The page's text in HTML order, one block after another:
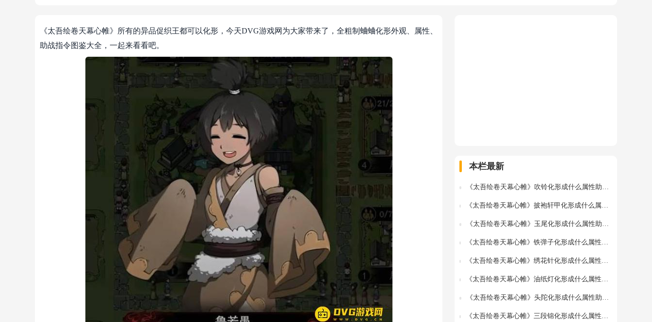
《太吾绘卷天幕心帷》所有的异品促织王都可以化形，今天DVG游戏网为大家带来了，全粗制蛐蛐化形外观、属性、
助战指令图鉴大全，一起来看看吧。
本栏最新
《太吾绘卷天幕心帷》吹铃化形成什么属性助战指令详情-吹铃促织蛐蛐化形图鉴
《太吾绘卷天幕心帷》披袍轩甲化形成什么属性助战指令详情-披袍轩甲促织蛐蛐化形图鉴
《太吾绘卷天幕心帷》玉尾化形成什么属性助战指令详情-玉尾促织蛐蛐化形图鉴
《太吾绘卷天幕心帷》铁弹子化形成什么属性助战指令详情-铁弹子促织蛐蛐化形图鉴
《太吾绘卷天幕心帷》绣花针化形成什么属性助战指令详情-绣花针促织蛐蛐化形图鉴
《太吾绘卷天幕心帷》油纸灯化形成什么属性助战指令详情-油纸灯促织蛐蛐化形图鉴
《太吾绘卷天幕心帷》头陀化形成什么属性助战指令详情-头陀促织蛐蛐化形图鉴
《太吾绘卷天幕心帷》三段锦化形成什么属性助战指令详情-三段锦促织蛐蛐化形图鉴